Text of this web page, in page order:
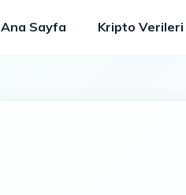
Ana Sayfa Kripto Verileri